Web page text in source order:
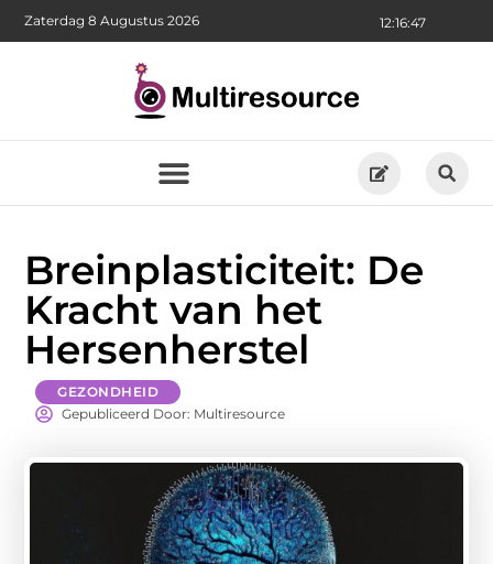
12:16:48
Zaterdag 8 Augustus 2026
Breinplasticiteit: De
Kracht van het
Hersenherstel
GEZONDHEID
Gepubliceerd Door: Multiresource